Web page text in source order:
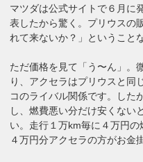
マツダは公式サイトで６月に
表したから驚く。プリウスの
れて来ないか？」ということ
ただ価格を見て「う〜ん」。
り、アクセラはプリウスと同
コのライバル関係です。した
し、燃費悪い分だけ安くない
い。走行１万km毎に４万円
４万円分アクセラの方がお金